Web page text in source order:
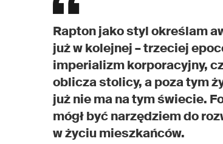
Rapton jako styl określam
już w kolejnej – trzeciej
imperializm korporacyjny,
oblicza stolicy, a poza tym
już nie ma na tym świecie.
mógł być narzędziem do
w życiu mieszkańców.